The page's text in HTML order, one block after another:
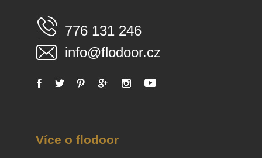
776 131 246
info@flodoor.cz
Více o flodoor